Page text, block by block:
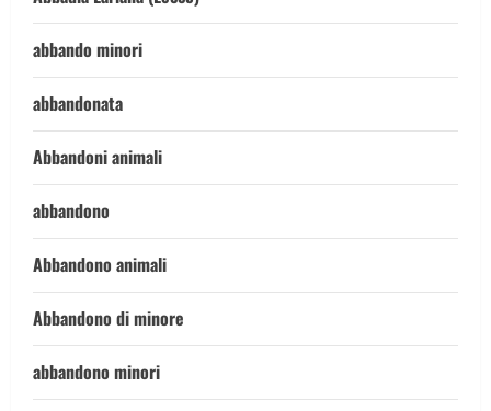
abbando minori
abbandonata
Abbandoni animali
abbandono
Abbandono animali
Abbandono di minore
abbandono minori